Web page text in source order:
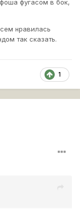
фугасом в бок,
нравилась
так сказать.
1